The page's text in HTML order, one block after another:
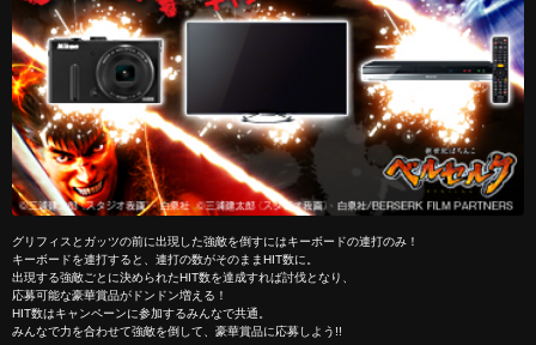
グリフィスとガッツの前に出現した強敵を倒すにはキーボードの連打のみ！
キーボードを連打すると、連打の数がそのままHIT数に。
出現する強敵ごとに決められたHIT数を達成すれば討伐となり、
応募可能な豪華賞品がドンドン増える！
HIT数はキャンペーンに参加するみんなで共通。
みんなで力を合わせて強敵を倒して、豪華賞品に応募しよう!!